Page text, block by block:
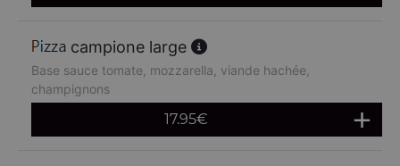
campione large
Base sauce tomate, mozzarella, viande hachée,
champignons
17.95€